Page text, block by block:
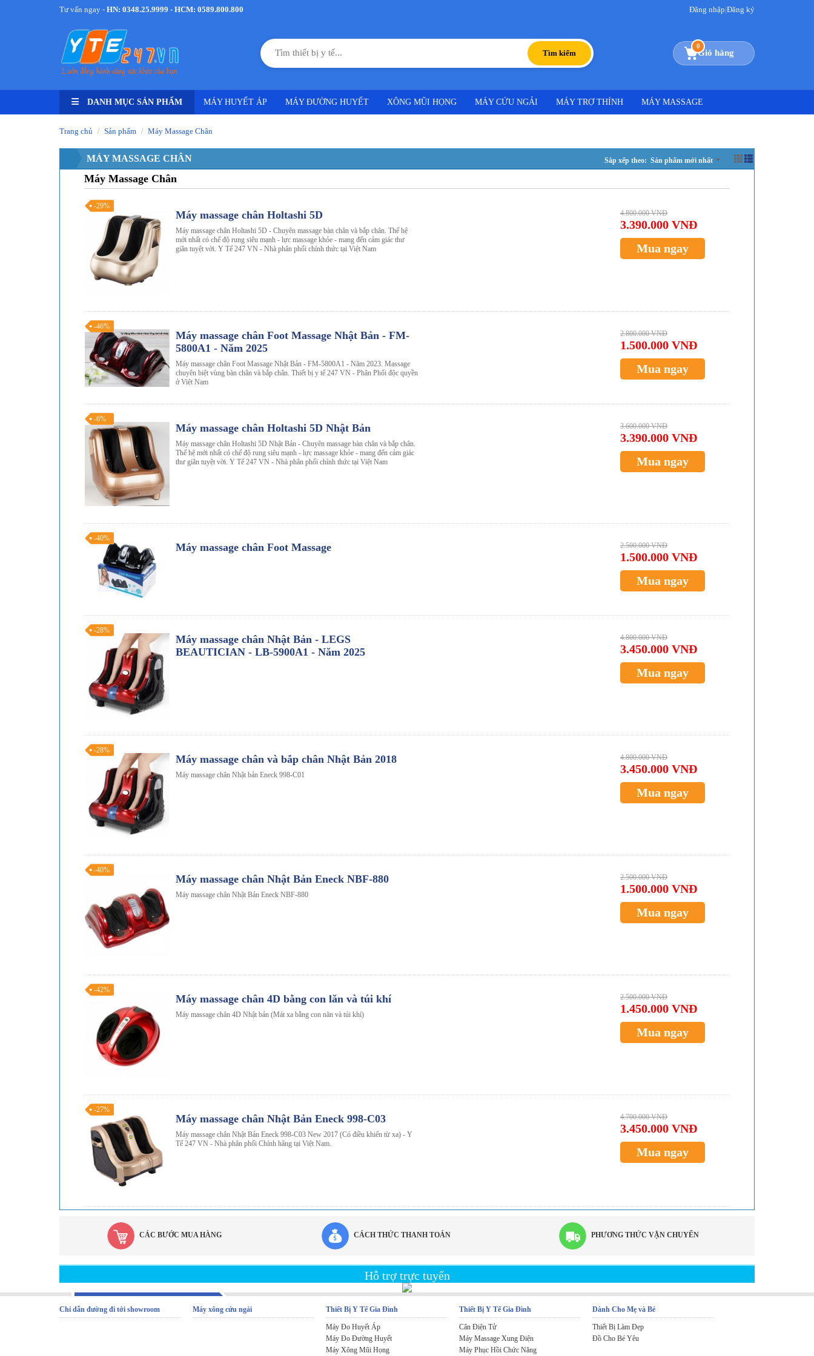
Tư vấn ngay - HN: 0348.25.9999 - HCM: 0589.800.800 Đăng nhập|Đăng ký
Tìm kiếm
0
Giỏ hàng
DANH MỤC SẢN PHẨM MÁY HUYẾT ÁP MÁY ĐƯỜNG HUYẾT XÔNG MŨI HỌNG MÁY CỨU NGẢI MÁY TRỢ THÍNH MÁY MASSAGE
Trang chủ / Sản phẩm / Máy Massage Chân
MÁY MASSAGE CHÂN Sắp xếp theo: Sản phẩm mới nhất
Máy Massage Chân
-29%
Máy massage chân Holtashi 5D
Máy massage chân Holtashi 5D - Chuyên massage bàn chân và bắp chân. Thế hệ
mới nhất có chế độ rung siêu mạnh - lực massage khỏe - mang đến cảm giác thư
giãn tuyệt vời. Y Tế 247 VN - Nhà phân phối chính thức tại Việt Nam
4.800.000 VNĐ
3.390.000 VNĐ
Mua ngay
-46%
Máy massage chân Foot Massage Nhật Bản - FM-
5800A1 - Năm 2025
Máy massage chân Foot Massage Nhật Bản - FM-5800A1 - Năm 2023. Massage
chuyên biệt vùng bàn chân và bắp chân. Thiết bị y tế 247 VN - Phân Phối độc quyền
ở Việt Nam
2.800.000 VNĐ
1.500.000 VNĐ
Mua ngay
-6%
Máy massage chân Holtashi 5D Nhật Bản
Máy massage chân Holtashi 5D Nhật Bản - Chuyên massage bàn chân và bắp chân.
Thế hệ mới nhất có chế độ rung siêu mạnh - lực massage khỏe - mang đến cảm giác
thư giãn tuyệt vời. Y Tế 247 VN - Nhà phân phối chính thức tại Việt Nam
3.600.000 VNĐ
3.390.000 VNĐ
Mua ngay
-40%
Máy massage chân Foot Massage 2.500.000 VNĐ
1.500.000 VNĐ
Mua ngay
-28%
Máy massage chân Nhật Bản - LEGS
BEAUTICIAN - LB-5900A1 - Năm 2025
4.800.000 VNĐ
3.450.000 VNĐ
Mua ngay
-28%
Máy massage chân và bắp chân Nhật Bản 2018
Máy massage chân Nhật bản Eneck 998-C01
4.800.000 VNĐ
3.450.000 VNĐ
Mua ngay
-40%
Máy massage chân Nhật Bản Eneck NBF-880
Máy massage chân Nhật Bản Eneck NBF-880
2.500.000 VNĐ
1.500.000 VNĐ
Mua ngay
-42%
Máy massage chân 4D bằng con lăn và túi khí
Máy massage chân 4D Nhật bản (Mát xa bằng con năn và túi khí)
2.500.000 VNĐ
1.450.000 VNĐ
Mua ngay
-27%
Máy massage chân Nhật Bản Eneck 998-C03
Máy massage chân Nhật Bản Eneck 998-C03 New 2017 (Có điều khiển từ xa) - Y
Tế 247 VN - Nhà phân phối Chính hãng tại Việt Nam.
4.700.000 VNĐ
3.450.000 VNĐ
Mua ngay
CÁC BƯỚC MUA HÀNG CÁCH THỨC THANH TOÁN PHƯƠNG THỨC VẬN CHUYỂN
Hỗ trợ trực tuyến
Chỉ dẫn đường đi tới showroom Máy xông cứu ngải Thiết Bị Y Tế Gia Đình
Máy Đo Huyết Áp
Máy Đo Đường Huyết
Máy Xông Mũi Họng
Thiết Bị Y Tế Gia Đình
Cân Điện Tử
Máy Massage Xung Điện
Máy Phục Hồi Chức Năng
Dành Cho Mẹ và Bé
Thiết Bị Làm Đẹp
Đồ Cho Bé Yêu